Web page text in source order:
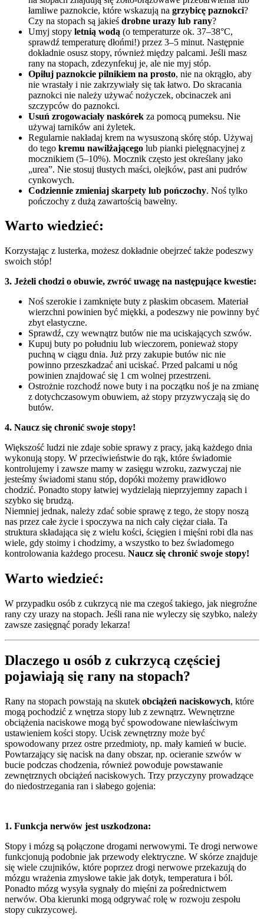
łamliwe paznokcie, które wskazują na grzybicę paznokci?
Czy na stopach są jakieś drobne urazy lub rany?
Umyj stopy letnią wodą (o temperaturze ok. 37–38°C,
sprawdź temperaturę dłońmi!) przez 3–5 minut. Następnie
dokładnie osusz stopy, również między palcami. Jeśli masz
rany na stopach, zdezynfekuj je, ale nie myj stóp.
Opiłuj paznokcie pilnikiem na prosto, nie na okrągło, aby
nie wrastały i nie zakrzywiały się tak łatwo. Do skracania
paznokci nie należy używać nożyczek, obcinaczek ani
szczypców do paznokci.
Usuń zrogowaciały naskórek za pomocą pumeksu. Nie
używaj tarników ani żyletek.
Regularnie nakładaj krem na wysuszoną skórę stóp. Używaj
do tego kremu nawilżającego lub pianki pielęgnacyjnej z
mocznikiem (5–10%). Mocznik często jest określany jako
„urea”. Nie stosuj tłustych maści, olejków, past ani pudrów
cynkowych.
Codziennie zmieniaj skarpety lub pończochy. Noś tylko
pończochy z dużą zawartością bawełny.
Warto wiedzieć:
Korzystając z lusterka, możesz dokładnie obejrzeć także podeszwy
swoich stóp!
3. Jeżeli chodzi o obuwie, zwróć uwagę na następujące kwestie:
Noś szerokie i zamknięte buty z płaskim obcasem. Materiał
wierzchni powinien być miękki, a podeszwy nie powinny być
zbyt elastyczne.
Sprawdź, czy wewnątrz butów nie ma uciskających szwów.
Kupuj buty po południu lub wieczorem, ponieważ stopy
puchną w ciągu dnia. Już przy zakupie butów nic nie
powinno przeszkadzać ani uciskać. Przed palcami u nóg
powinien znajdować się 1 cm wolnej przestrzeni.
Ostrożnie rozchodź nowe buty i na początku noś je na zmianę
z dotychczasowym obuwiem, aż stopy przyzwyczają się do
butów.
4. Naucz się chronić swoje stopy!
Większość ludzi nie zdaje sobie sprawy z pracy, jaką każdego dnia
wykonują stopy. W przeciwieństwie do rąk, które świadomie
kontrolujemy i zawsze mamy w zasięgu wzroku, zazwyczaj nie
jesteśmy świadomi stanu stóp, dopóki możemy prawidłowo
chodzić. Ponadto stopy łatwiej wydzielają nieprzyjemny zapach i
szybko się brudzą.
Niemniej jednak, należy zdać sobie sprawę z tego, że stopy noszą
nas przez całe życie i spoczywa na nich cały ciężar ciała. Ta
struktura składająca się z wielu kości, ścięgien i mięśni robi dla nas
wiele, gdy stoimy i chodzimy, a wszystko to bez świadomego
kontrolowania każdego procesu. Naucz się chronić swoje stopy!
Warto wiedzieć:
W przypadku osób z cukrzycą nie ma czegoś takiego, jak niegroźne
rany czy urazy na stopach. Jeśli rana nie wyleczy się szybko, należy
zawsze zasięgnąć porady lekarza!
Dlaczego u osób z cukrzycą częściej
pojawiają się rany na stopach?
Rany na stopach powstają na skutek obciążeń naciskowych, które
mogą pochodzić z wnętrza stopy lub z zewnątrz. Wewnętrzne
obciążenia naciskowe mogą być spowodowane niewłaściwym
ustawieniem kości stopy. Ucisk zewnętrzny może być
spowodowany przez ostre przedmioty, np. mały kamień w bucie.
Powtarzający się nacisk na dany obszar, np. ocieranie szwów w
bucie podczas chodzenia, również powoduje powstawanie
zewnętrznych obciążeń naciskowych. Trzy przyczyny prowadzące
do niedostrzegania ran i słabego gojenia:
1. Funkcja nerwów jest uszkodzona:
Stopy i mózg są połączone drogami nerwowymi. Te drogi nerwowe
funkcjonują podobnie jak przewody elektryczne. W skórze znajduje
się wiele czujników, które poprzez drogi nerwowe przekazują do
mózgu wrażenia zmysłowe takie jak dotyk, temperatura i ból.
Ponadto mózg wysyła sygnały do mięśni za pośrednictwem
nerwów. Oba kierunki mogą odgrywać rolę w rozwoju zespołu
stopy cukrzycowej.